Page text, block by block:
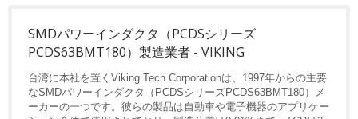
SMDパワーインダクタ（PCDSシリーズ
PCDS63BMT180）製造業者 - VIKING
台湾に本社を置くViking Tech Corporationは、1997年からの主要
なSMDパワーインダクタ（PCDSシリーズPCDS63BMT180）メ
ーカーの一つです。彼らの製品は自動車や電子機器のアプリケー